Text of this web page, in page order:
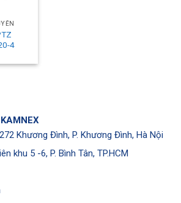
4
Khương Đình, P. Khương Đình, Hà Nội
khu 5 -6, P. Bình Tân, TP.HCM